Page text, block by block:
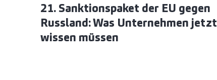
21. Sanktionspaket der EU gegen
Russland: Was Unternehmen jetzt
wissen müssen